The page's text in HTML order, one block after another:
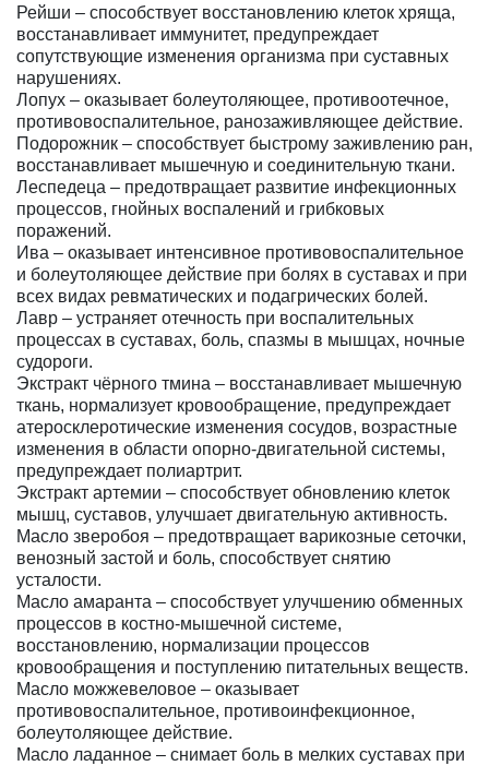
Рейши – способствует восстановлению клеток хряща,
восстанавливает иммунитет, предупреждает
сопутствующие изменения организма при суставных
нарушениях.
Лопух – оказывает болеутоляющее, противоотечное,
противовоспалительное, ранозаживляющее действие.
Подорожник – способствует быстрому заживлению ран,
восстанавливает мышечную и соединительную ткани.
Леспедеца – предотвращает развитие инфекционных
процессов, гнойных воспалений и грибковых
поражений.
Ива – оказывает интенсивное противовоспалительное
и болеутоляющее действие при болях в суставах и при
всех видах ревматических и подагрических болей.
Лавр – устраняет отечность при воспалительных
процессах в суставах, боль, спазмы в мышцах, ночные
судороги.
Экстракт чёрного тмина – восстанавливает мышечную
ткань, нормализует кровообращение, предупреждает
атеросклеротические изменения сосудов, возрастные
изменения в области опорно-двигательной системы,
предупреждает полиартрит.
Экстракт артемии – способствует обновлению клеток
мышц, суставов, улучшает двигательную активность.
Масло зверобоя – предотвращает варикозные сеточки,
венозный застой и боль, способствует снятию
усталости.
Масло амаранта – способствует улучшению обменных
процессов в костно-мышечной системе,
восстановлению, нормализации процессов
кровообращения и поступлению питательных веществ.
Масло можжевеловое – оказывает
противовоспалительное, противоинфекционное,
болеутоляющее действие.
Масло ладанное – снимает боль в мелких суставах при